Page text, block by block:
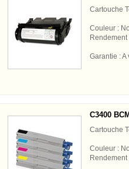
Cartouche
Couleur :
Garantie : A
C3400
Cartouche
Couleur :